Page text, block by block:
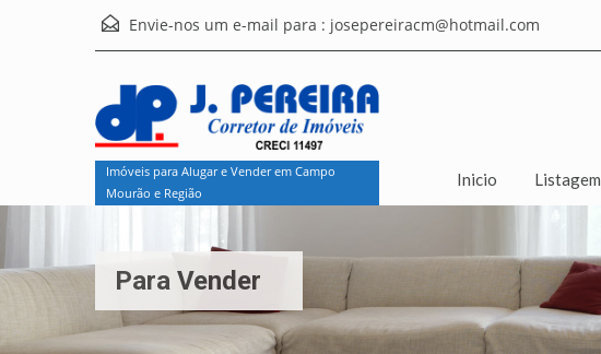
Envie-nos um e-mail para : josepereiracm@hotmail.com
Imóveis para Alugar e Vender em Campo
Mourão e Região
Inicio Listagem
Para Vender